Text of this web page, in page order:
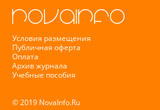
Условия размещения
Публичная оферта
Оплата
Архив журнала
Учебные пособия
© 2019 NovaInfo.Ru